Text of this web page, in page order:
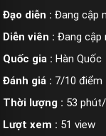
Đạo diễn : Đang cập
Diễn viên : Đang cập
Quốc gia : Hàn Quốc
Đánh giá : 7/10 điểm
Thời lượng : 53
Lượt xem : 51 view